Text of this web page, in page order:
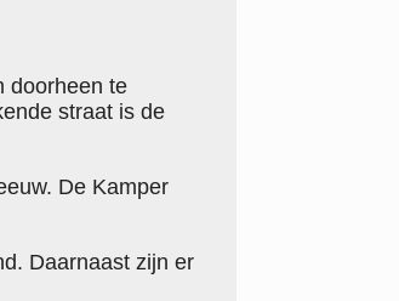
doorheen te
straat is de
De Kamper
Daarnaast zijn er